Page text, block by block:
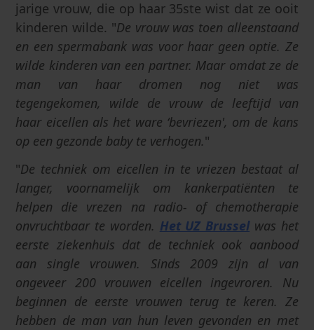
jarige vrouw, die op haar 35ste wist dat ze ooit
kinderen wilde. "De vrouw was toen alleenstaand
en een spermabank was voor haar geen optie. Ze
wilde kinderen van een partner. Maar omdat ze de
man van haar dromen nog niet was
tegengekomen, wilde de vrouw de leeftijd van
haar eicellen als het ware ‘bevriezen', om de kans
op een gezonde baby te verhogen."
"De techniek om eicellen in te vriezen bestaat al
langer, voornamelijk om kankerpatiënten te
helpen die vrezen na radio- of chemotherapie
onvruchtbaar te worden. Het UZ Brusselwas het
eerste ziekenhuis dat de techniek ook aanbood
aan single vrouwen. Sinds 2009 zijn al van
ongeveer 200 vrouwen eicellen ingevroren. Nu
beginnen de eerste vrouwen terug te keren. Ze
hebben de man van hun leven gevonden en met